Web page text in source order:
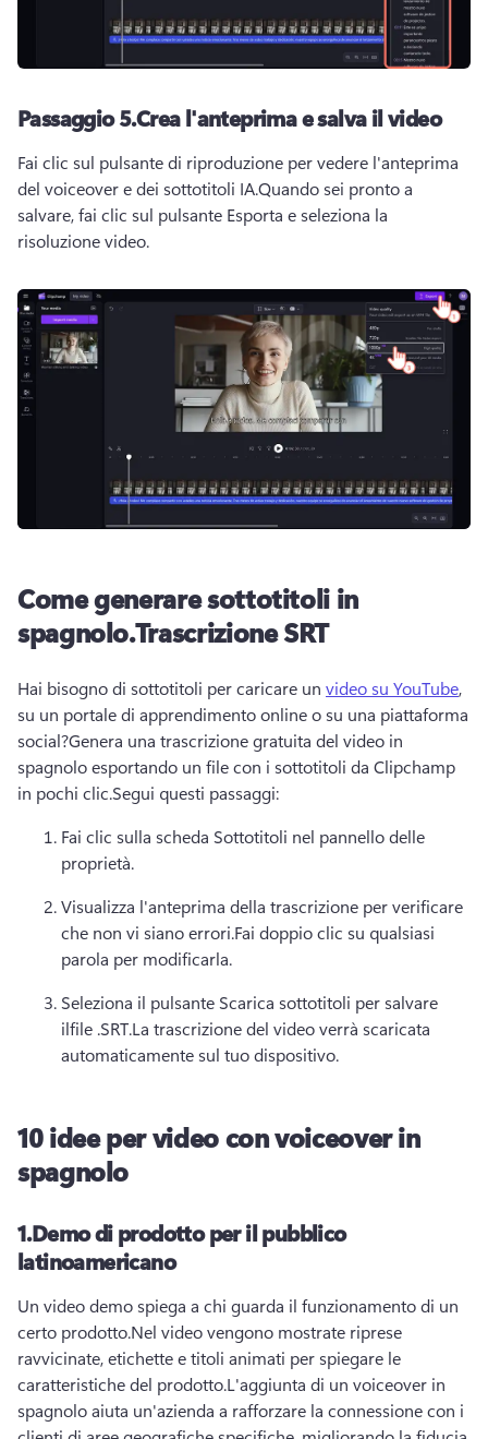
Passaggio 5.Crea l'anteprima e salva il video
Fai clic sul pulsante di riproduzione per vedere l'anteprima
del voiceover e dei sottotitoli IA.Quando sei pronto a
salvare, fai clic sul pulsante Esporta e seleziona la
risoluzione video.
Come generare sottotitoli in
spagnolo.Trascrizione SRT
Hai bisogno di sottotitoli per caricare un video su YouTube,
su un portale di apprendimento online o su una piattaforma
social?Genera una trascrizione gratuita del video in
spagnolo esportando un file con i sottotitoli da Clipchamp
in pochi clic.Segui questi passaggi:
Fai clic sulla scheda Sottotitoli nel pannello delle
proprietà.
Visualizza l'anteprima della trascrizione per verificare
che non vi siano errori.Fai doppio clic su qualsiasi
parola per modificarla.
Seleziona il pulsante Scarica sottotitoli per salvare
ilfile .SRT.La trascrizione del video verrà scaricata
automaticamente sul tuo dispositivo.
10 idee per video con voiceover in
spagnolo
1.Demo di prodotto per il pubblico
latinoamericano
Un video demo spiega a chi guarda il funzionamento di un
certo prodotto.Nel video vengono mostrate riprese
ravvicinate, etichette e titoli animati per spiegare le
caratteristiche del prodotto.L'aggiunta di un voiceover in
spagnolo aiuta un'azienda a rafforzare la connessione con i